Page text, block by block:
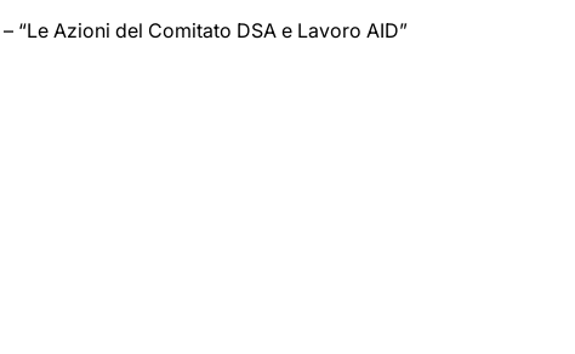
– “Le Azioni del Comitato DSA e Lavoro AID”